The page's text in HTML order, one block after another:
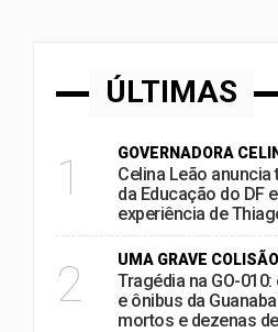
ÚLTIMAS
1 GOVERNADORA
Celina Leão
da Educação do DF
experiência de
2 UMA GRAVE
Tragédia na GO-
e ônibus da
mortos e dezenas